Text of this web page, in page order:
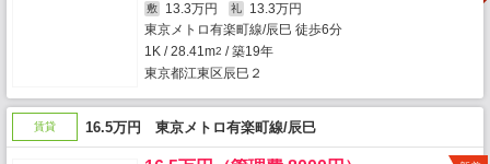
敷 13.3万円 礼
13.3万円
東京メトロ有楽町線/辰巳 徒歩6分
1K / 28.41m2 / 築19年
東京都江東区辰巳２
賃貸 16.5万円 東京メトロ有楽町線/辰巳